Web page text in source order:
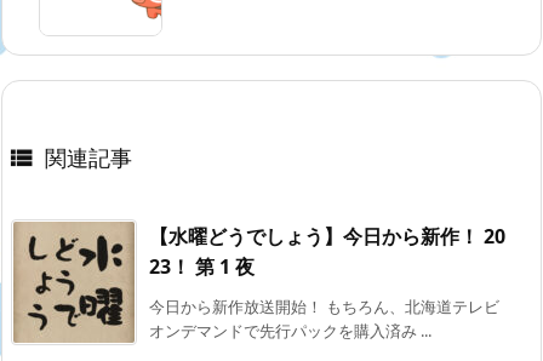
 関連記事
【水曜どうでしょう】今日から新作！ 20
23！ 第 1 夜
今日から新作放送開始！ もちろん、北海道テレビ
オンデマンドで先行パックを購入済み ...